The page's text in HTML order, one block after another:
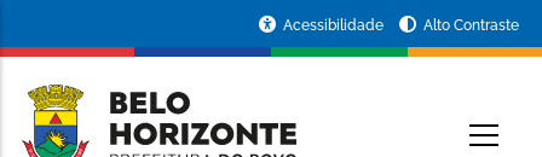
conteúdo
principal
da
Prefeitura
Acessibilidade Alto Contraste